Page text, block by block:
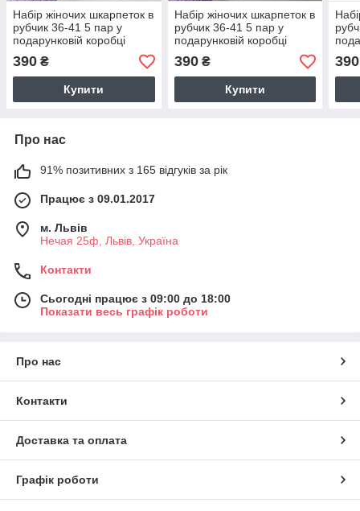
Набір жіночих шкарпеток в
рубчик 36-41 5 пар у
подарунковій коробці
390 ₴
Купити
Набір жіночих шкарпеток в
рубчик 36-41 5 пар у
подарунковій коробці
390₴
Купити
390
Про нас
91% позитивних з 165 відгуків за рік
Працює з 09.01.2017
м. Львів
Нечая 25ф, Львів, Україна
Контакти
Сьогодні працює з 09:00 до 18:00
Показати весь графік роботи
Про нас
Контакти
Доставка та оплата
Графік роботи